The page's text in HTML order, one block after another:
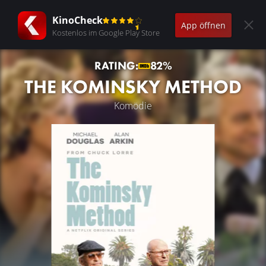
KinoCheck
Kostenlos im Google Play Store
App öffnen
RATING: 82%
THE KOMINSKY METHOD
Komödie